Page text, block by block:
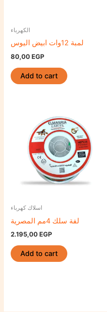
الكهرباء
لمبة 12وات ابيض اليوس
80,00EGP
Add to cart
اسلاك كهرباء
لفة سلك 4مم المصرية
2.195,00EGP
Add to cart